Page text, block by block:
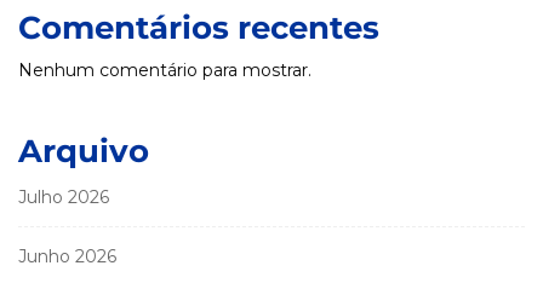
Comentários recentes
Nenhum comentário para mostrar.
Arquivo
Julho 2026
Junho 2026